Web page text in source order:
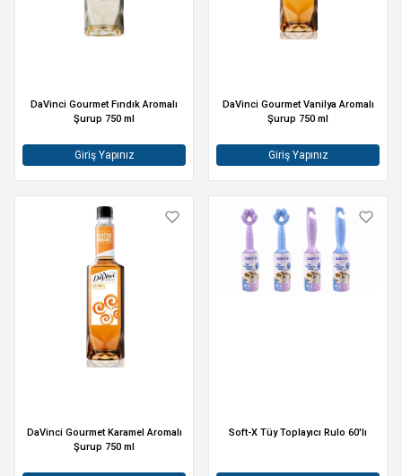
DaVinci Gourmet Fındık Aromalı
Şurup 750 ml
Giriş Yapınız
DaVinci Gourmet Vanilya Aromalı
Şurup 750 ml
Giriş Yapınız
DaVinci Gourmet Karamel Aromalı
Şurup 750 ml
Soft-X Tüy Toplayıcı Rulo 60'lı